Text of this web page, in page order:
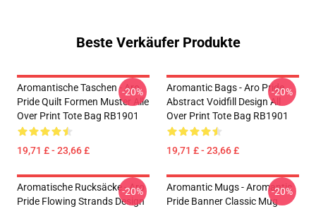
Beste Verkäufer Produkte
Aromantische Taschen - Aro
Pride Quilt Formen Muster Alle
Over Print Tote Bag RB1901
19,71 £ - 23,66 £
-20%
Aromantic Bags - Aro Pride
Abstract Voidfill Design All
Over Print Tote Bag RB1901
19,71 £ - 23,66 £
-20%
Aromatische Rucksäcke - Aro
Pride Flowing Strands Design
-20%
Aromantic Mugs - Aromantic
Pride Banner Classic Mug
-20%